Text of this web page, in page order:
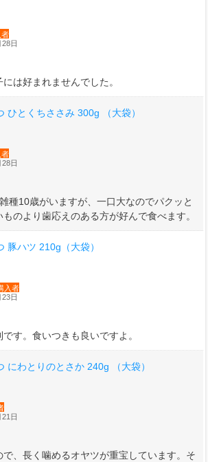
者
日
は好まれませんでした。
ひとくちささみ 300g （大袋）
者
日
種10歳がいますが、一口大なのでパクッと
のより歯応えのある方が好んで食べます。
豚ハツ 210g（大袋）
入者
日
す。食いつきも良いですよ。
にわとりのとさか 240g （大袋）
日
、長く噛めるオヤツが重宝しています。そ